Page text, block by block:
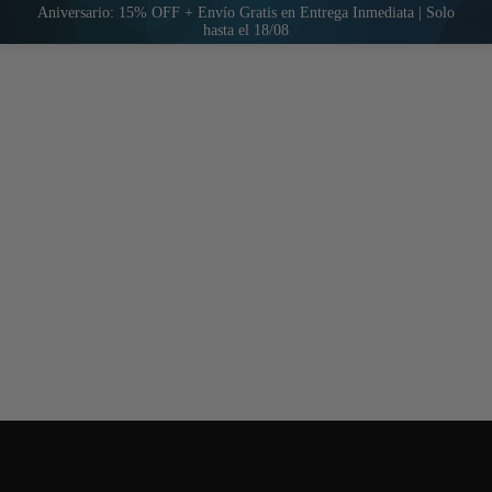
Aniversario: 15% OFF + Envío Gratis en Entrega Inmediata | Solo
hasta el 18/08